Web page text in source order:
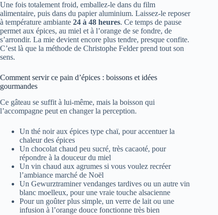
Une fois totalement froid, emballez-le dans du film
alimentaire, puis dans du papier aluminium. Laissez-le reposer
à température ambiante 24 à 48 heures. Ce temps de pause
permet aux épices, au miel et à l’orange de se fondre, de
s’arrondir. La mie devient encore plus tendre, presque confite.
C’est là que la méthode de Christophe Felder prend tout son
sens.
Comment servir ce pain d’épices : boissons et idées
gourmandes
Ce gâteau se suffit à lui-même, mais la boisson qui
l’accompagne peut en changer la perception.
Un thé noir aux épices type chaï, pour accentuer la
chaleur des épices
Un chocolat chaud peu sucré, très cacaoté, pour
répondre à la douceur du miel
Un vin chaud aux agrumes si vous voulez recréer
l’ambiance marché de Noël
Un Gewurztraminer vendanges tardives ou un autre vin
blanc moelleux, pour une vraie touche alsacienne
Pour un goûter plus simple, un verre de lait ou une
infusion à l’orange douce fonctionne très bien